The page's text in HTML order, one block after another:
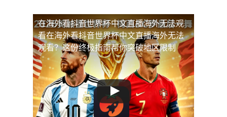
在海外看抖音世界杯中文直播海外无法观
看在海外看抖音世界杯中文直播海外无法
观看？这份终极指南帮你突破地区限制